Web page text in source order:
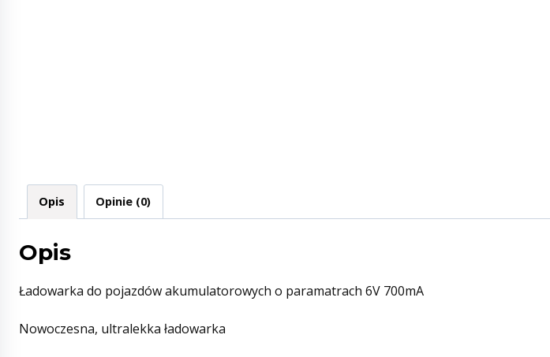
Opis Opinie (0)
Opis
Ładowarka do pojazdów akumulatorowych o paramatrach 6V 700mA
Nowoczesna, ultralekka ładowarka